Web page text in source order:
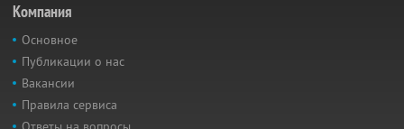
Компания
Основное
Публикации о нас
Вакансии
Правила сервиса